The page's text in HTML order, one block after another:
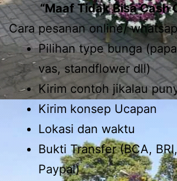
“Maaf Tidak Bisa Cash
Cara pesanan online/
Pilihan type bunga
vas, standflower dll)
Kirim contoh jikalau
Kirim konsep Ucapan
Lokasi dan waktu
Bukti Transfer (BCA,
Paypal)